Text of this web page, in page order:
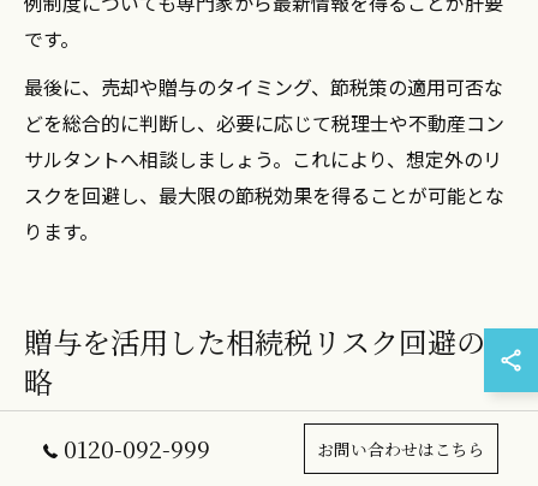
です。
最後に、売却や贈与のタイミング、節税策の適用可否な
どを総合的に判断し、必要に応じて税理士や不動産コン
サルタントへ相談しましょう。これにより、想定外のリ
スクを回避し、最大限の節税効果を得ることが可能とな
ります。
贈与を活用した相続税リスク回避の戦
略
不動産売却と贈与で相続税リスクを抑える方法
0120-092-999 お問い合わせはこちら